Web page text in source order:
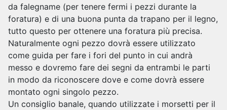
da falegname (per tenere fermi i pezzi durante la
foratura) e di una buona punta da trapano per il legno,
tutto questo per ottenere una foratura più precisa.
Naturalmente ogni pezzo dovrà essere utilizzato
come guida per fare i fori del punto in cui andrà
messo e dovremo fare dei segni da entrambi le parti
in modo da riconoscere dove e come dovrà essere
montato ogni singolo pezzo.
Un consiglio banale, quando utilizzate i morsetti per il